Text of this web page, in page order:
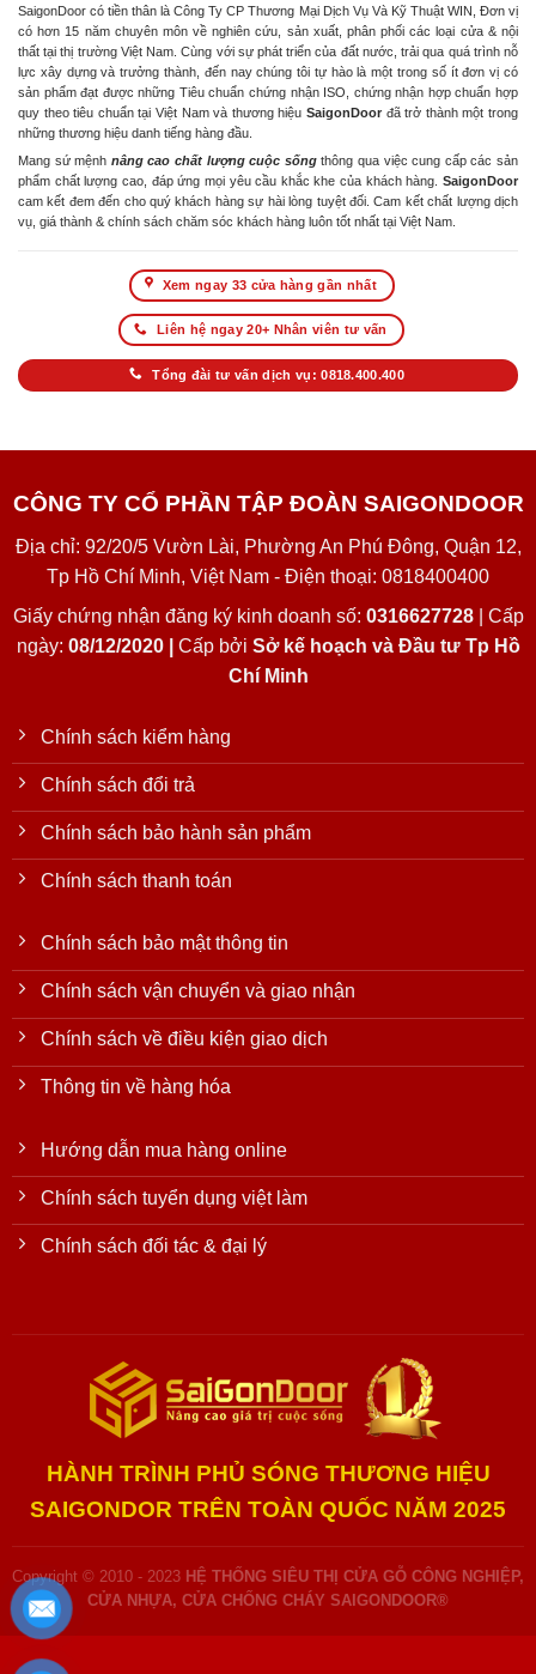
SaigonDoor có tiền thân là Công Ty CP Thương Mại Dịch Vụ Và Kỹ Thuật WIN, Đơn vị
có hơn 15 năm chuyên môn về nghiên cứu, sản xuất, phân phối các loại cửa & nội
thất tại thị trường Việt Nam. Cùng với sự phát triển của đất nước, trải qua quá trình nỗ
lực xây dựng và trưởng thành, đến nay chúng tôi tự hào là một trong số ít đơn vị có
sản phẩm đạt được những Tiêu chuẩn chứng nhận ISO, chứng nhận hợp chuẩn hợp
quy theo tiêu chuẩn tại Việt Nam và thương hiệu SaigonDoor đã trở thành một trong
những thương hiệu danh tiếng hàng đầu.
Mang sứ mệnh nâng cao chất lượng cuộc sốngthông qua việc cung cấp các sản
phẩm chất lượng cao, đáp ứng mọi yêu cầu khắc khe của khách hàng. SaigonDoor
cam kết đem đến cho quý khách hàng sự hài lòng tuyệt đối. Cam kết chất lượng dịch
vụ, giá thành & chính sách chăm sóc khách hàng luôn tốt nhất tại Việt Nam.
Xem ngay 33 cửa hàng gần nhất
Liên hệ ngay 20+ Nhân viên tư vấn
Tổng đài tư vấn dịch vụ: 0818.400.400
CÔNG TY CỔ PHẦN TẬP ĐOÀN SAIGONDOOR
Địa chỉ: 92/20/5 Vườn Lài, Phường An Phú Đông, Quận 12,
Tp Hồ Chí Minh, Việt Nam - Điện thoại: 0818400400
Giấy chứng nhận đăng ký kinh doanh số: 0316627728| Cấp
ngày: 08/12/2020 | Cấp bởi Sở kế hoạch và Đầu tư Tp Hồ
Chí Minh
Chính sách kiểm hàng
Chính sách đổi trả
Chính sách bảo hành sản phẩm
Chính sách thanh toán
Chính sách bảo mật thông tin
Chính sách vận chuyển và giao nhận
Chính sách về điều kiện giao dịch
Thông tin về hàng hóa
Hướng dẫn mua hàng online
Chính sách tuyển dụng việt làm
Chính sách đối tác & đại lý
HÀNH TRÌNH PHỦ SÓNG THƯƠNG HIỆU
SAIGONDOR TRÊN TOÀN QUỐC NĂM 2025
Copyright © 2010 - 2023 HỆ THỐNG SIÊU THỊ CỬA GỖ CÔNG NGHIỆP,
CỬA NHỰA, CỬA CHỐNG CHÁY SAIGONDOOR®